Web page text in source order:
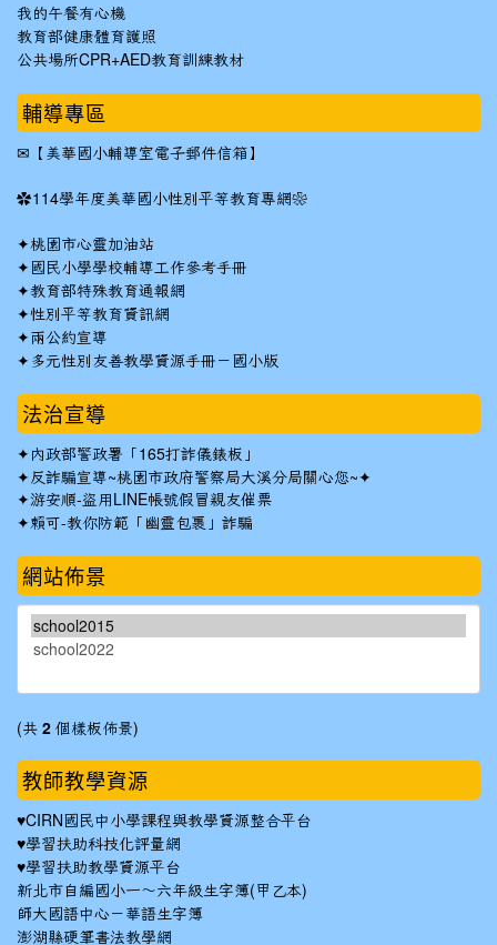
我的午餐有心機
教育部健康體育護照
公共場所CPR+AED教育訓練教材
輔導專區
✉ 【美華國小輔導室電子郵件信箱】
✿114學年度美華國小性別平等教育專網❀
✦桃園市心靈加油站
✦ 國民小學學校輔導工作參考手冊
✦教育部特殊教育通報網
✦性別平等教育資訊網
✦兩公約宣導
✦ 多元性別友善教學資源手冊－國小版
法治宣導
✦ 內政部警政署「165打詐儀錶板」
✦反詐騙宣導~桃園市政府警察局大溪分局關心您~✦
✦游安順-盜用LINE帳號假冒親友催票
✦賴可-教你防範「幽靈包裹」詐騙
網站佈景
(共 2 個樣板佈景)
教師教學資源
♥CIRN國民中小學課程與教學資源整合平台
♥學習扶助科技化評量網
♥學習扶助教學資源平台
新北市自編國小一～六年級生字簿(甲乙本)
師大國語中心－華語生字簿
澎湖縣硬筆書法教學網